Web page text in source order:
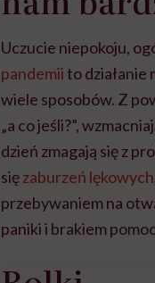
Uczucie niepokoju,
pandemiito działanie
wiele sposobów. Z
„a co jeśli?”,
dzień zmagają się z
sięzaburzeń lękowych
przebywaniem na
paniki i brakiem